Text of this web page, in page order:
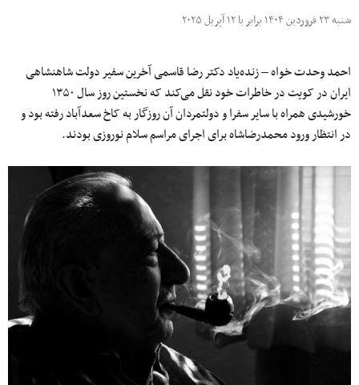
شنبه ۲۳ فروردین ۱۴۰۴ برابر با ۱۲ آپریل ۲۰۲۵
احمد وحدت خواه – زنده‌یاد دکتر رضا قاسمی آخرین سفیر دولت شاهنشاهی
ایران در کویت در خاطرات خود نقل می‌کند که نخستین روز سال ۱۳۵۰
خورشیدی همراه با سایر سفرا و دولتمردان آن روزگار به کاخ سعدآباد رفته بود و
در انتظار ورود محمدرضاشاه برای اجرای مراسم سلام نوروزی بودند.